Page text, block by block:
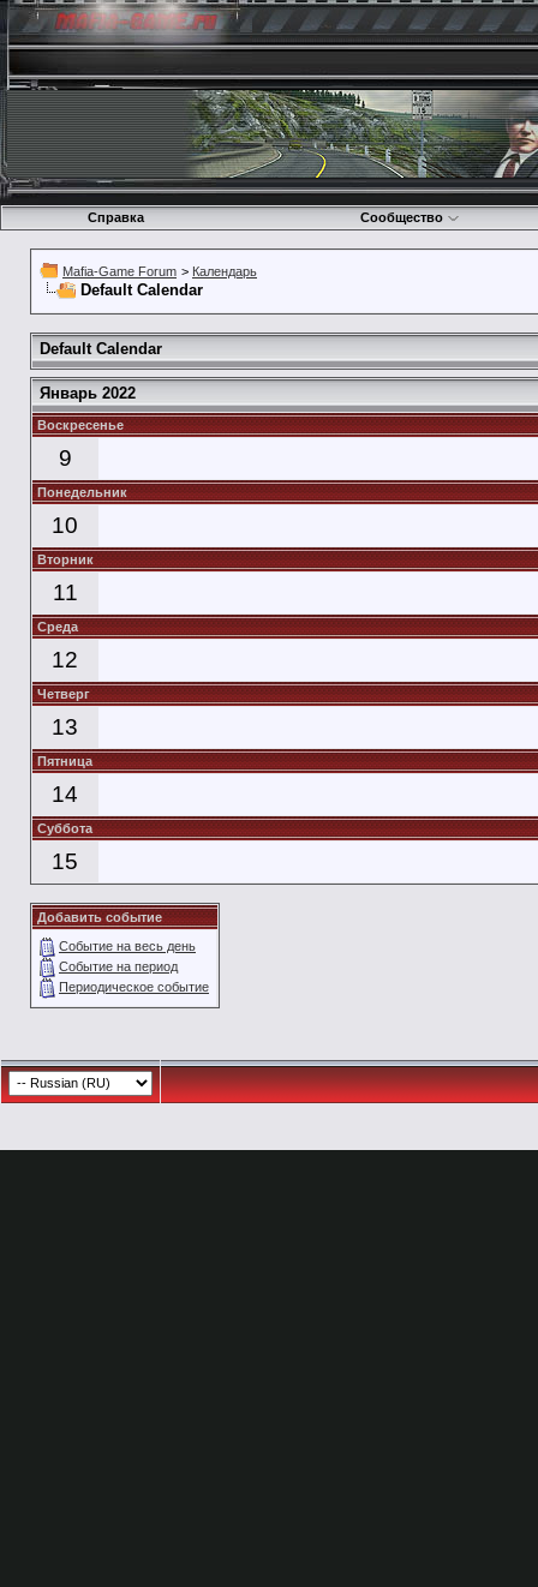
Справка Сообщество
Mafia-Game Forum > Календарь
Default Calendar
Default Calendar
Январь 2022
Воскресенье
9
Понедельник
10
Вторник
11
Среда
12
Четверг
13
Пятница
14
Суббота
15
Добавить событие
Событие на весь день
Событие на период
Периодическое событие